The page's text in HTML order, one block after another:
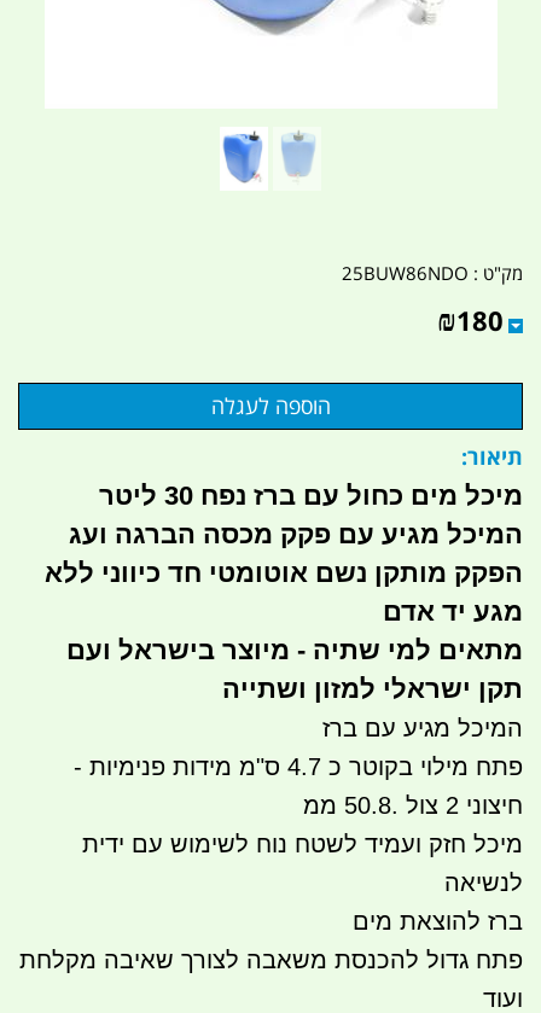
מק"ט : 25BUW86NDO
₪180
תיאור:
מיכל מים כחול עם ברז נפח 30 ליטר
המיכל מגיע עם פקק מכסה הברגה ועג
הפקק מותקן נשם אוטומטי חד כיווני ללא
מגע יד אדם
מתאים למי שתיה - מיוצר בישראל ועם
תקן ישראלי למזון ושתייה
המיכל מגיע עם ברז
פתח מילוי בקוטר כ 4.7 ס"מ מידות פנימיות -
חיצוני 2 צול .50.8 ממ
מיכל חזק ועמיד לשטח נוח לשימוש עם ידית
לנשיאה
ברז להוצאת מים
פתח גדול להכנסת משאבה לצורך שאיבה מקלחת
ועוד